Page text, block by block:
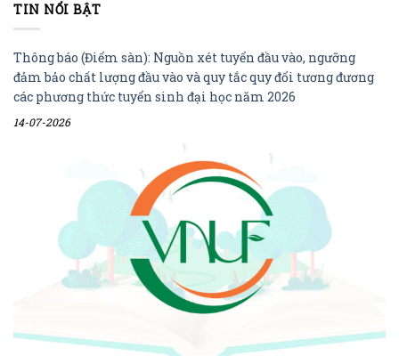
TIN NỔI BẬT
Thông báo (Điểm sàn): Nguồn xét tuyển đầu vào, ngưỡng
đảm bảo chất lượng đầu vào và quy tắc quy đổi tương đương
các phương thức tuyển sinh đại học năm 2026
14-07-2026